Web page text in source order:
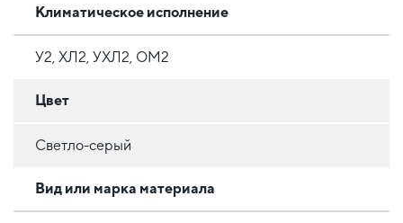
Климатическое исполнение
У2, ХЛ2, УХЛ2, ОМ2
Цвет
Светло-серый
Вид или марка материала